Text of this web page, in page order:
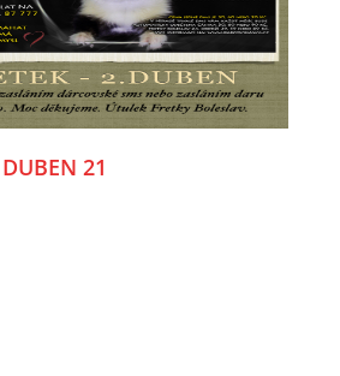
DUBEN 21